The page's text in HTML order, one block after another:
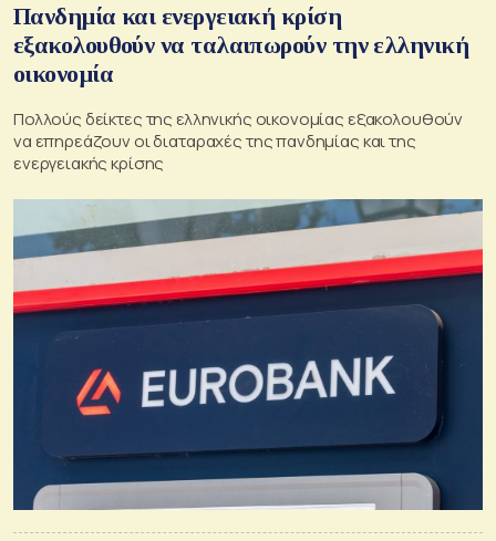
Πανδημία και ενεργειακή κρίση
εξακολουθούν να ταλαιπωρούν την ελληνική
οικονομία
Πολλούς δείκτες της ελληνικής οικονομίας εξακολουθούν
να επηρεάζουν οι διαταραχές της πανδημίας και της
ενεργειακής κρίσης